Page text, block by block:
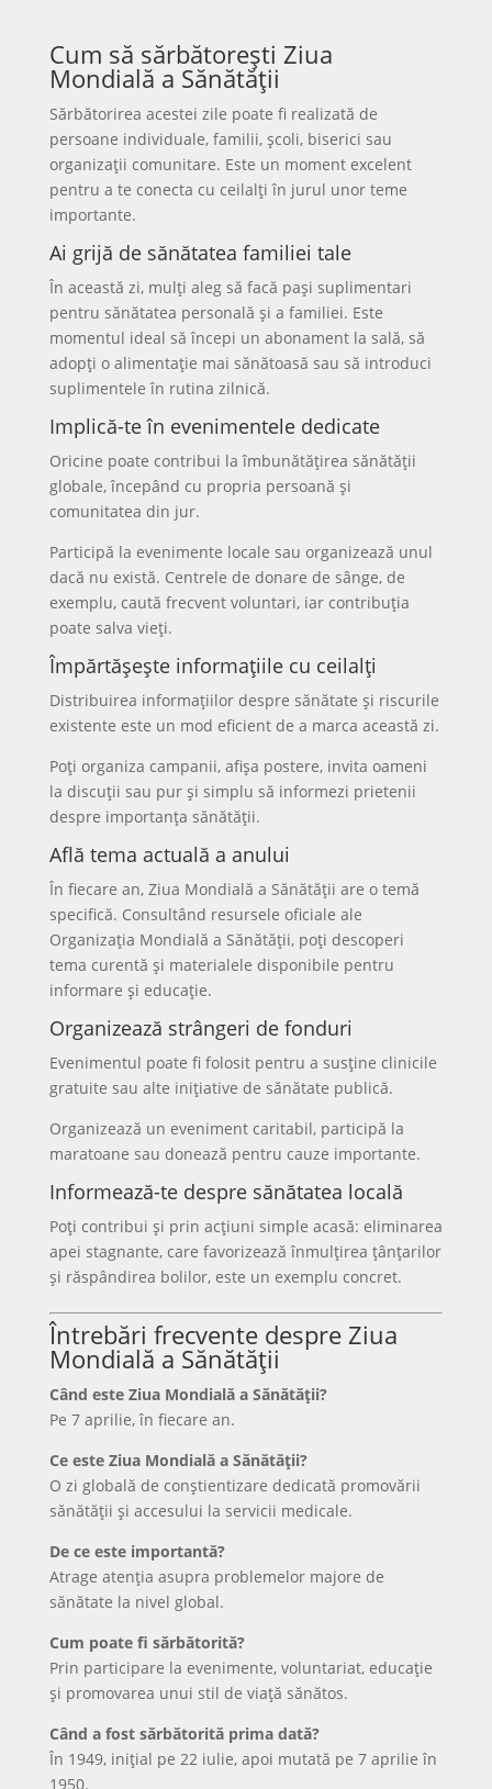
Cum să sărbătorești Ziua
Mondială a Sănătății
Sărbătorirea acestei zile poate fi realizată de
persoane individuale, familii, școli, biserici sau
organizații comunitare. Este un moment excelent
pentru a te conecta cu ceilalți în jurul unor teme
importante.
Ai grijă de sănătatea familiei tale
În această zi, mulți aleg să facă pași suplimentari
pentru sănătatea personală și a familiei. Este
momentul ideal să începi un abonament la sală, să
adopți o alimentație mai sănătoasă sau să introduci
suplimentele în rutina zilnică.
Implică-te în evenimentele dedicate
Oricine poate contribui la îmbunătățirea sănătății
globale, începând cu propria persoană și
comunitatea din jur.
Participă la evenimente locale sau organizează unul
dacă nu există. Centrele de donare de sânge, de
exemplu, caută frecvent voluntari, iar contribuția
poate salva vieți.
Împărtășește informațiile cu ceilalți
Distribuirea informațiilor despre sănătate și riscurile
existente este un mod eficient de a marca această zi.
Poți organiza campanii, afișa postere, invita oameni
la discuții sau pur și simplu să informezi prietenii
despre importanța sănătății.
Află tema actuală a anului
În fiecare an, Ziua Mondială a Sănătății are o temă
specifică. Consultând resursele oficiale ale
Organizația Mondială a Sănătății, poți descoperi
tema curentă și materialele disponibile pentru
informare și educație.
Organizează strângeri de fonduri
Evenimentul poate fi folosit pentru a susține clinicile
gratuite sau alte inițiative de sănătate publică.
Organizează un eveniment caritabil, participă la
maratoane sau donează pentru cauze importante.
Informează-te despre sănătatea locală
Poți contribui și prin acțiuni simple acasă: eliminarea
apei stagnante, care favorizează înmulțirea țânțarilor
și răspândirea bolilor, este un exemplu concret.
Întrebări frecvente despre Ziua
Mondială a Sănătății
Când este Ziua Mondială a Sănătății?
Pe 7 aprilie, în fiecare an.
Ce este Ziua Mondială a Sănătății?
O zi globală de conștientizare dedicată promovării
sănătății și accesului la servicii medicale.
De ce este importantă?
Atrage atenția asupra problemelor majore de
sănătate la nivel global.
Cum poate fi sărbătorită?
Prin participare la evenimente, voluntariat, educație
și promovarea unui stil de viață sănătos.
Când a fost sărbătorită prima dată?
În 1949, inițial pe 22 iulie, apoi mutată pe 7 aprilie în
1950.